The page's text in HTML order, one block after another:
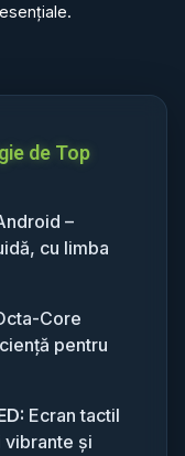
de Top
–
cu limba
Core
pentru
Ecran tactil
și